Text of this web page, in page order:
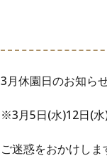
3月休園日のお知ら
※3月5日(水)12日(
ご迷惑をおかけしま